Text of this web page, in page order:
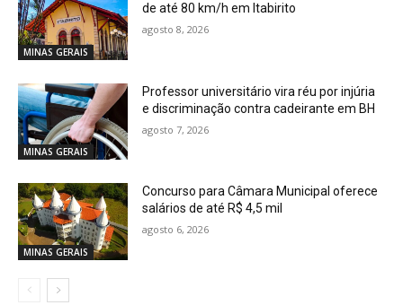
MINAS GERAIS
de até 80 km/h em Itabirito
agosto 8, 2026
MINAS GERAIS
Professor universitário vira réu por injúria
e discriminação contra cadeirante em BH
agosto 7, 2026
MINAS GERAIS
Concurso para Câmara Municipal oferece
salários de até R$ 4,5 mil
agosto 6, 2026